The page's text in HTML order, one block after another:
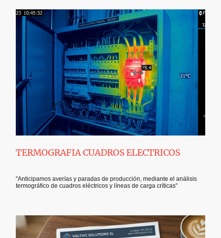
TERMOGRAFIA CUADROS ELECTRICOS
"Anticipamos averías y paradas de producción, mediante el análisis
termográfico de cuadros eléctricos y líneas de carga críticas"